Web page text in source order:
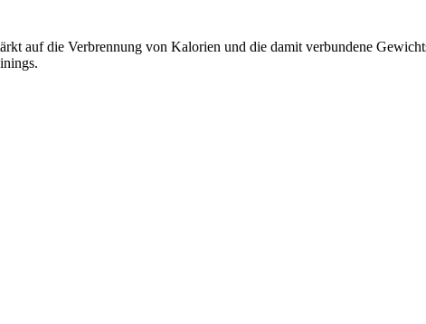
auf die Verbrennung von Kalorien und die damit verbundene